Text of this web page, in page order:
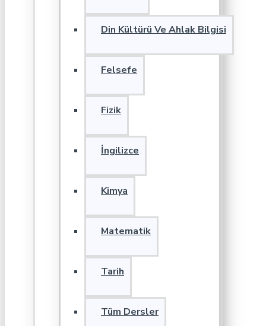
Din Kültürü Ve Ahlak Bilgisi
Felsefe
Fizik
İngilizce
Kimya
Matematik
Tarih
Tüm Dersler